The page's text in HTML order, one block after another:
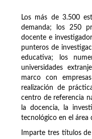
Los más de 3.500
demanda; los 250
docente e
punteros de
educativa; los
universidades
marco con
realización de
centro de referencia
la docencia, la
tecnológico en el área
Imparte tres títulos